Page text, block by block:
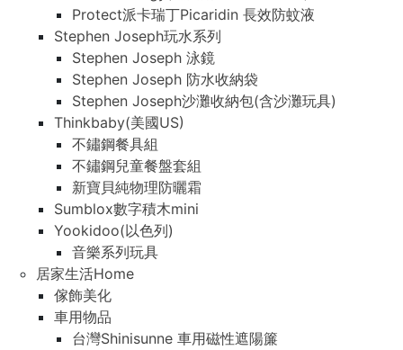
Protect派卡瑞丁Picaridin 長效防蚊液
Stephen Joseph玩水系列
Stephen Joseph 泳鏡
Stephen Joseph 防水收納袋
Stephen Joseph沙灘收納包(含沙灘玩具)
Thinkbaby(美國US)
不鏽鋼餐具組
不鏽鋼兒童餐盤套組
新寶貝純物理防曬霜
Sumblox數字積木mini
Yookidoo(以色列)
音樂系列玩具
居家生活Home
傢飾美化
車用物品
台灣Shinisunne 車用磁性遮陽簾